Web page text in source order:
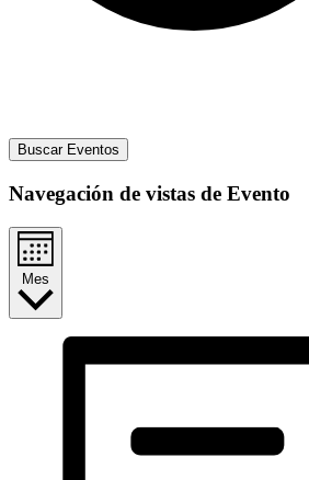
Buscar Eventos
Navegación de vistas de Evento
Mes